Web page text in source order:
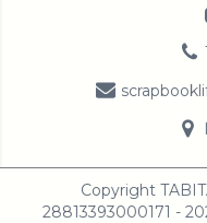
Copyright
28813393000171 -